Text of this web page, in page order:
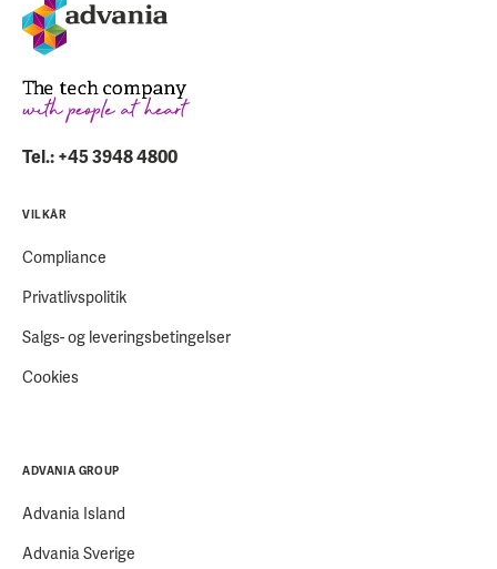
Tel.: +45 3948 4800
VILKÅR
Compliance
Privatlivspolitik
Salgs- og leveringsbetingelser
Cookies
ADVANIA GROUP
Advania Island
Advania Sverige